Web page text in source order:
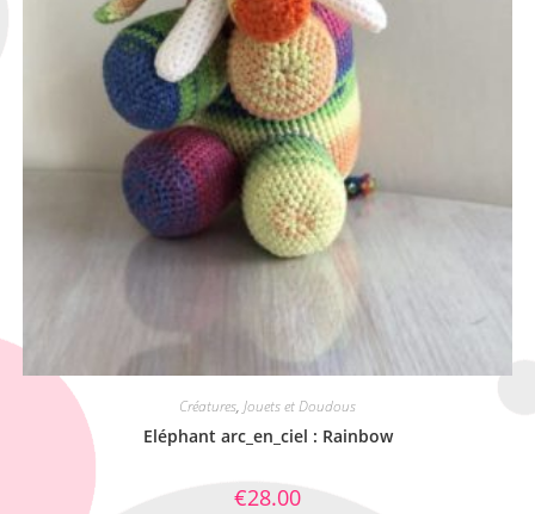
Créatures, Jouets et Doudous
Eléphant arc_en_ciel : Rainbow
€28.00